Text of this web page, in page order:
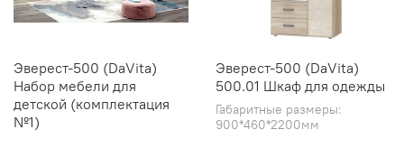
Эверест-500 (DaVita)
Набор мебели для
детской (комплектация
№1)
Эверест-500 (DaVita)
500.01 Шкаф для одежды
Габаритные размеры:
900*460*2200мм